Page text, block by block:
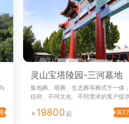
灵山宝塔陵园-三河墓地
集地葬、塔葬、生态葬等葬式于一体
信仰、不同文化、不同需求的客户提
19800 满3